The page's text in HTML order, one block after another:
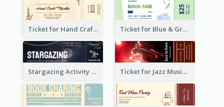
Ticket for Hand Craft Market Ticket for Blue & Green Book Fair
Stargazing Activity Ticket Ticket for Jazz Music Festival